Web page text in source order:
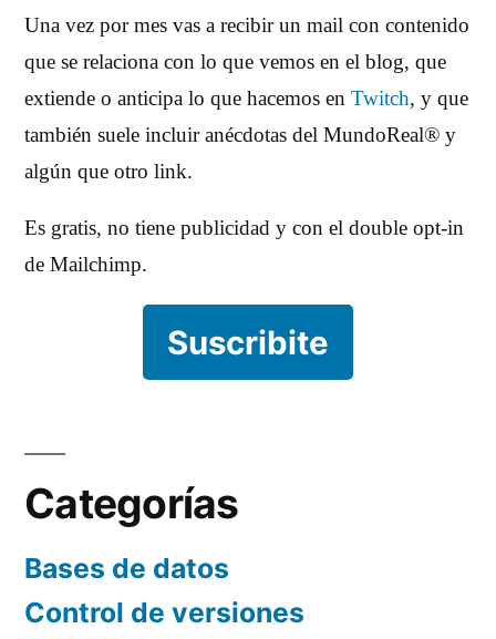
Una vez por mes vas a recibir un mail con contenido
que se relaciona con lo que vemos en el blog, que
extiende o anticipa lo que hacemos en Twitch, y que
también suele incluir anécdotas del MundoReal® y
algún que otro link.
Es gratis, no tiene publicidad y con el double opt-in
de Mailchimp.
Suscribite
Categorías
Bases de datos
Control de versiones